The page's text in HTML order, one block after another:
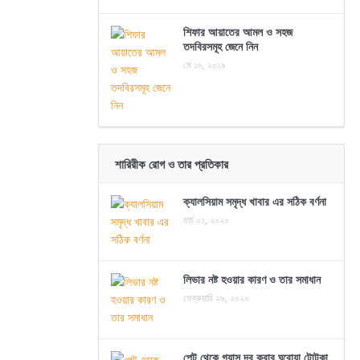
শিফার আয়াতের আমল ও সহজ
তদবিরসমূহ জেনে নিন
মে ১৬, ২০১৯
শারিরীক রোগ ও তার প্রতিকার
ক্যালসিয়াম সমৃদ্ধ খাবার এর সঠিক বর্ণনা
মার্চ ০১, ২০২০
লিভার নষ্ট হওয়ার কারণ ও তার সমাধান
ফেব্রুয়ারি ২৯, ২০২০